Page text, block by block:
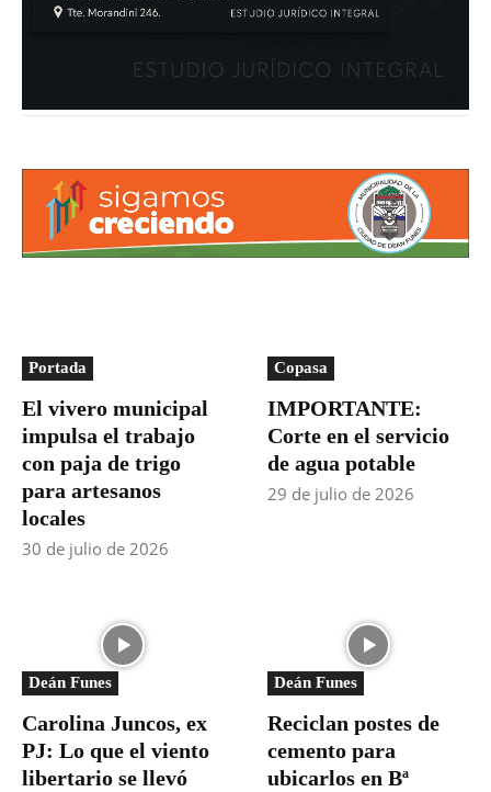
Portada
El vivero municipal
impulsa el trabajo
con paja de trigo
para artesanos
locales
30 de julio de 2026
Copasa
IMPORTANTE:
Corte en el servicio
de agua potable
29 de julio de 2026
Deán Funes
Carolina Juncos, ex
PJ: Lo que el viento
libertario se llevó
Deán Funes
Reciclan postes de
cemento para
ubicarlos en Bª